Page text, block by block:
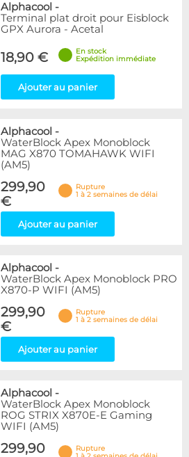
Alphacool -
Terminal plat droit pour Eisblock
GPX Aurora - Acetal
18,90 €
En stock
Expédition immédiate
Ajouter au panier
Alphacool -
WaterBlock Apex Monoblock
MAG X870 TOMAHAWK WIFI
(AM5)
299,90
€
Rupture
1 à 2 semaines de délai
Ajouter au panier
Alphacool -
WaterBlock Apex Monoblock PRO
X870-P WIFI (AM5)
299,90
€
Rupture
1 à 2 semaines de délai
Ajouter au panier
Alphacool -
WaterBlock Apex Monoblock
ROG STRIX X870E-E Gaming
WIFI (AM5)
299,90
Rupture